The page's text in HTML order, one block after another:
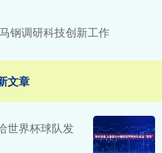
钢调研科技创新工作
文章
世界杯球队发